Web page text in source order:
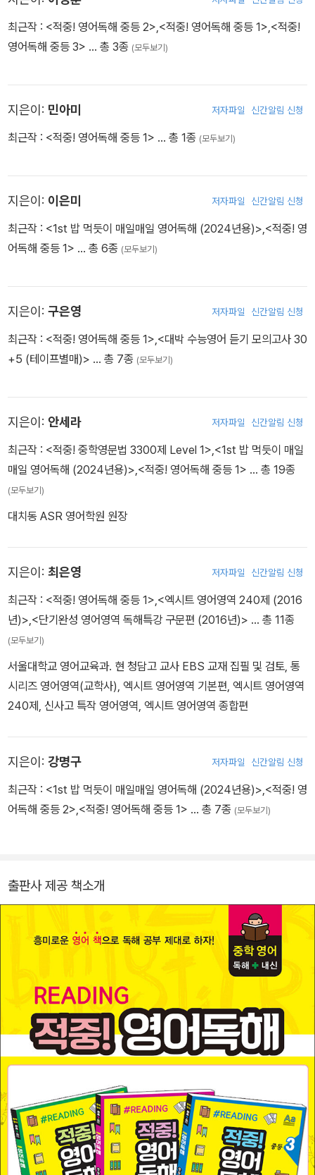
최근작 : <적중! 영어독해 중등 2>,<적중! 영어독해 중등 1>,<적중!
영어독해 중등 3> … 총 3종 (모두보기)
지은이: 민아미 저자파일 신간알림 신청
최근작 : <적중! 영어독해 중등 1> … 총 1종 (모두보기)
지은이: 이은미 저자파일 신간알림 신청
최근작 : <1st 밥 먹듯이 매일매일 영어독해 (2024년용)>,<적중! 영
어독해 중등 1> … 총 6종 (모두보기)
지은이: 구은영 저자파일 신간알림 신청
최근작 : <적중! 영어독해 중등 1>,<대박 수능영어 듣기 모의고사 30
+5 (테이프별매)> … 총 7종 (모두보기)
지은이: 안세라 저자파일 신간알림 신청
최근작 : <적중! 중학영문법 3300제 Level 1>,<1st 밥 먹듯이 매일
매일 영어독해 (2024년용)>,<적중! 영어독해 중등 1> … 총 19종
(모두보기)
대치동 ASR 영어학원 원장
지은이: 최은영 저자파일 신간알림 신청
최근작 : <적중! 영어독해 중등 1>,<엑시트 영어영역 240제 (2016
년)>,<단기완성 영어영역 독해특강 구문편 (2016년)> … 총 11종
(모두보기)
서울대학교 영어교육과. 현 청담고 교사 EBS 교재 집필 및 검토, 통
시리즈 영어영역(교학사), 엑시트 영어영역 기본편, 엑시트 영어영역
240제, 신사고 특작 영어영역, 엑시트 영어영역 종합편
지은이: 강명구 저자파일 신간알림 신청
최근작 : <1st 밥 먹듯이 매일매일 영어독해 (2024년용)>,<적중! 영
어독해 중등 2>,<적중! 영어독해 중등 1> … 총 7종 (모두보기)
출판사 제공 책소개